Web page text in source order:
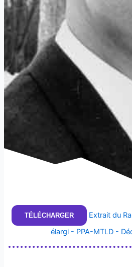
TÉLÉCHARGER
Extrait du
élargi - PPA-MTLD -